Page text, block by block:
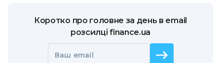
Коротко про головне за день в email
розсилці finance.ua
Ваш email